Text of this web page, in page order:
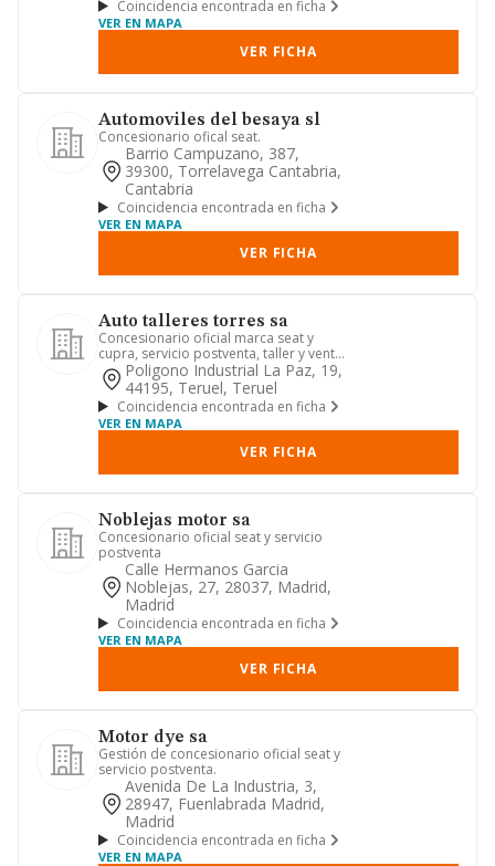
Coincidencia encontrada en ficha
VER EN MAPA
VER FICHA
Automoviles del besaya sl
Concesionario ofical seat.
Barrio Campuzano, 387,
39300, Torrelavega Cantabria,
Cantabria
Coincidencia encontrada en ficha
VER EN MAPA
VER FICHA
Auto talleres torres sa
Concesionario oficial marca seat y
cupra, servicio postventa, taller y venta
de recambios.
Poligono Industrial La Paz, 19,
44195, Teruel, Teruel
Coincidencia encontrada en ficha
VER EN MAPA
VER FICHA
Noblejas motor sa
Concesionario oficial seat y servicio
postventa
Calle Hermanos Garcia
Noblejas, 27, 28037, Madrid,
Madrid
Coincidencia encontrada en ficha
VER EN MAPA
VER FICHA
Motor dye sa
Gestión de concesionario oficial seat y
servicio postventa.
Avenida De La Industria, 3,
28947, Fuenlabrada Madrid,
Madrid
Coincidencia encontrada en ficha
VER EN MAPA